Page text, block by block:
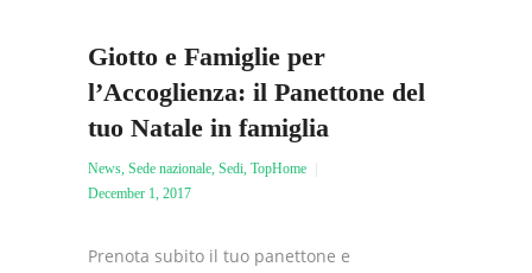
Giotto e Famiglie per
l’Accoglienza: il Panettone del
tuo Natale in famiglia
News Sede nazionale Sedi TopHome
December 1, 2017
Prenota subito il tuo panettone e